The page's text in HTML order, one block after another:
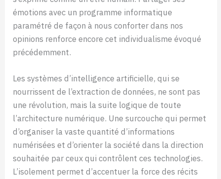
émotions avec un programme informatique
paramétré de façon à nous conforter dans nos
opinions renforce encore cet individualisme évoqué
précédemment.
Les systèmes d’intelligence artificielle, qui se
nourrissent de l’extraction de données, ne sont pas
une révolution, mais la suite logique de toute
l’architecture numérique. Une surcouche qui permet
d’organiser la vaste quantité d’informations
numérisées et d’orienter la société dans la direction
souhaitée par ceux qui contrôlent ces technologies.
L’isolement permet d’accentuer la force des récits